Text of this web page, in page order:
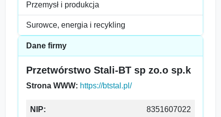
Przemysł i produkcja
Surowce, energia i recykling
Dane firmy
Przetwórstwo Stali-BT sp zo.o sp.k
Strona WWW: https://btstal.pl/
NIP: 8351607022